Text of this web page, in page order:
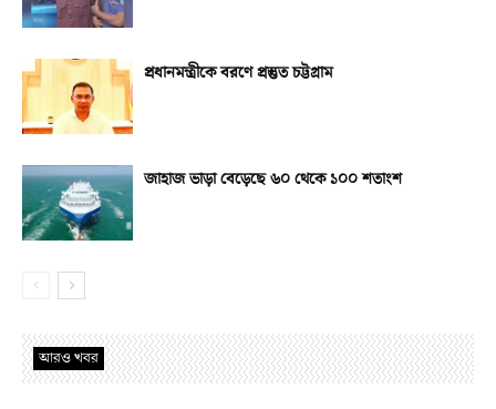
প্রধানমন্ত্রীকে বরণে প্রস্তুত চট্টগ্রাম
জাহাজ ভাড়া বেড়েছে ৬০ থেকে ১০০ শতাংশ
আরও খবর